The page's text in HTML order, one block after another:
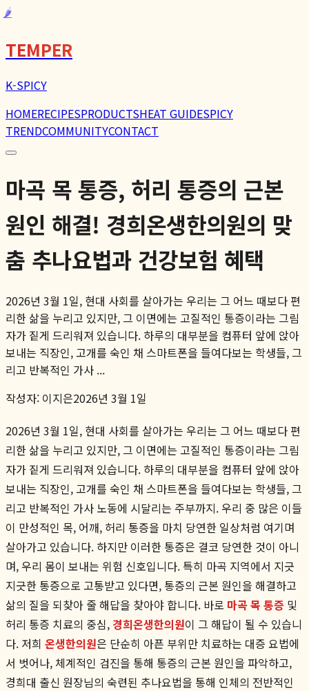
🌶️
TEMPER
K-SPICY
HOMERECIPESPRODUCTSHEAT GUIDESPICY
TRENDCOMMUNITYCONTACT
마곡 목 통증, 허리 통증의 근본
원인 해결! 경희온생한의원의 맞
춤 추나요법과 건강보험 혜택
2026년 3월 1일, 현대 사회를 살아가는 우리는 그 어느 때보다 편
리한 삶을 누리고 있지만, 그 이면에는 고질적인 통증이라는 그림
자가 짙게 드리워져 있습니다. 하루의 대부분을 컴퓨터 앞에 앉아
보내는 직장인, 고개를 숙인 채 스마트폰을 들여다보는 학생들, 그
리고 반복적인 가사 ...
작성자: 이지은2026년 3월 1일
2026년 3월 1일, 현대 사회를 살아가는 우리는 그 어느 때보다 편
리한 삶을 누리고 있지만, 그 이면에는 고질적인 통증이라는 그림
자가 짙게 드리워져 있습니다. 하루의 대부분을 컴퓨터 앞에 앉아
보내는 직장인, 고개를 숙인 채 스마트폰을 들여다보는 학생들, 그
리고 반복적인 가사 노동에 시달리는 주부까지. 우리 중 많은 이들
이 만성적인 목, 어깨, 허리 통증을 마치 당연한 일상처럼 여기며
살아가고 있습니다. 하지만 이러한 통증은 결코 당연한 것이 아니
며, 우리 몸이 보내는 위험 신호입니다. 특히 마곡 지역에서 지긋
지긋한 통증으로 고통받고 있다면, 통증의 근본 원인을 해결하고
삶의 질을 되찾아 줄 해답을 찾아야 합니다. 바로 마곡 목 통증 및
허리 통증 치료의 중심, 경희온생한의원이 그 해답이 될 수 있습니
다. 저희 온생한의원은 단순히 아픈 부위만 치료하는 대증 요법에
서 벗어나, 체계적인 검진을 통해 통증의 근본 원인을 파악하고,
경희대 출신 원장님의 숙련된 추나요법을 통해 인체의 전반적인